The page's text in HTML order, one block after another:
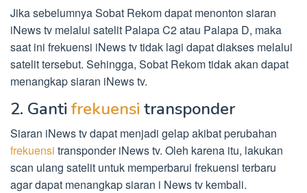
Jika sebelumnya Sobat Rekom dapat menonton siaran
iNews tv melalui satelit Palapa C2 atau Palapa D, maka
saat ini frekuensi iNews tv tidak lagi dapat diakses melalui
satelit tersebut. Sehingga, Sobat Rekom tidak akan dapat
menangkap siaran iNews tv.
2. Gantifrekuensi transponder
Siaran iNews tv dapat menjadi gelap akibat perubahan
frekuensi transponder iNews tv. Oleh karena itu, lakukan
scan ulang satelit untuk memperbarui frekuensi terbaru
agar dapat menangkap siaran i News tv kembali.